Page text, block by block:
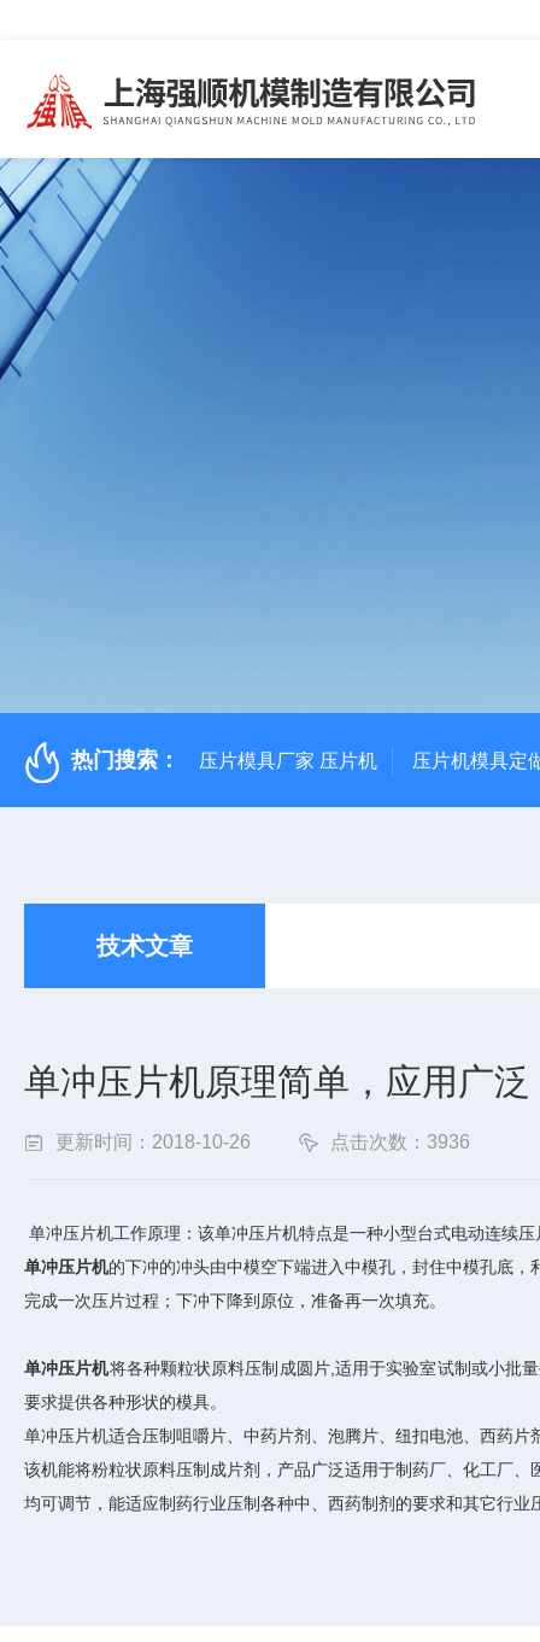
热门搜索： 压片模具厂家 压片机 压片机模具定
技术文章
单冲压片机原理简单，应用广泛
更新时间：2018-10-26 点击次数：3936
单冲压片机工作原理：该单冲压片机特点是一种小型台式电动连续
单冲压片机的下冲的冲头由中模空下端进入中模孔，封住中模孔底
完成一次压片过程；下冲下降到原位，准备再一次填充。
单冲压片机将各种颗粒状原料压制成圆片,适用于实验室试制或小批
要求提供各种形状的模具。
单冲压片机适合压制咀嚼片、中药片剂、泡腾片、纽扣电池、西药
该机能将粉粒状原料压制成片剂，产品广泛适用于制药厂、化工厂
均可调节，能适应制药行业压制各种中、西药制剂的要求和其它行